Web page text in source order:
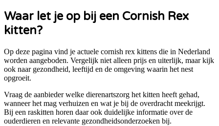
Waar let je op bij een Cornish Rex
kitten?
Op deze pagina vind je actuele cornish rex kittens die in Nederland
worden aangeboden. Vergelijk niet alleen prijs en uiterlijk, maar kijk
ook naar gezondheid, leeftijd en de omgeving waarin het nest
opgroeit.
Vraag de aanbieder welke dierenartszorg het kitten heeft gehad,
wanneer het mag verhuizen en wat je bij de overdracht meekrijgt.
Bij een raskitten horen daar ook duidelijke informatie over de
ouderdieren en relevante gezondheidsonderzoeken bij.